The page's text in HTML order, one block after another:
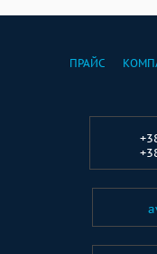
ПРАЙС